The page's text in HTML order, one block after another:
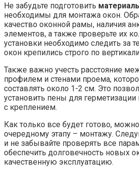
Не забудьте подготовить
необходимы для монтажа окон.
качество оконной рамы, наличия
элементов, а также проверьте их
установки необходимо следить за
окон крепились строго по
Также важно учесть расстояние
профилем и стенами проема,
составлять около 1-2 см. Это
установить пены для
с креплением.
Как только все будет готово,
очередному этапу – монтажу.
и не забывайте проверять все
обеспечить долговечность новых
качественную эксплуатацию.